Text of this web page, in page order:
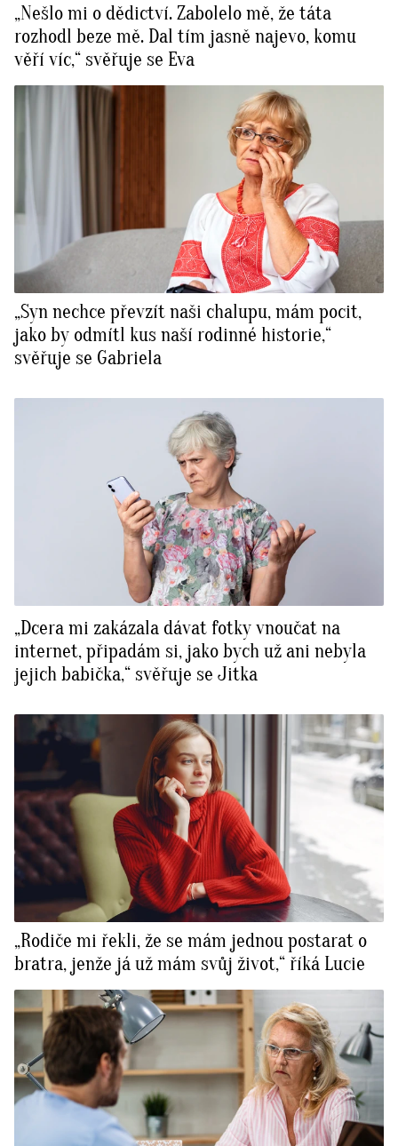
„Nešlo mi o dědictví. Zabolelo mě, že táta
rozhodl beze mě. Dal tím jasně najevo, komu
věří víc,“ svěřuje se Eva
„Syn nechce převzít naši chalupu, mám pocit,
jako by odmítl kus naší rodinné historie,“
svěřuje se Gabriela
„Dcera mi zakázala dávat fotky vnoučat na
internet, připadám si, jako bych už ani nebyla
jejich babička,“ svěřuje se Jitka
„Rodiče mi řekli, že se mám jednou postarat o
bratra, jenže já už mám svůj život,“ říká Lucie